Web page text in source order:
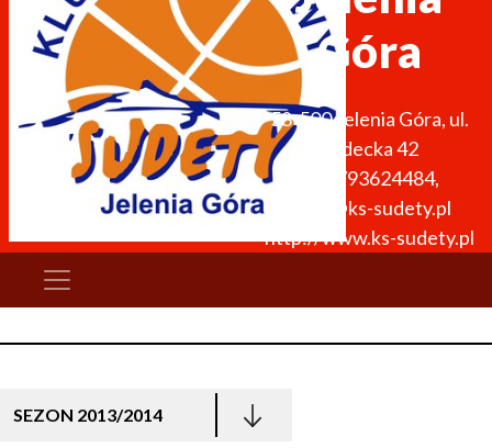
Góra
58-500Jelenia Góra, ul.
Sudecka 42
+48 793624484,
biuro@ks-sudety.pl
http://www.ks-sudety.pl
SEZON 2013/2014